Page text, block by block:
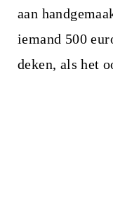
aan
iemand 500
deken, als het